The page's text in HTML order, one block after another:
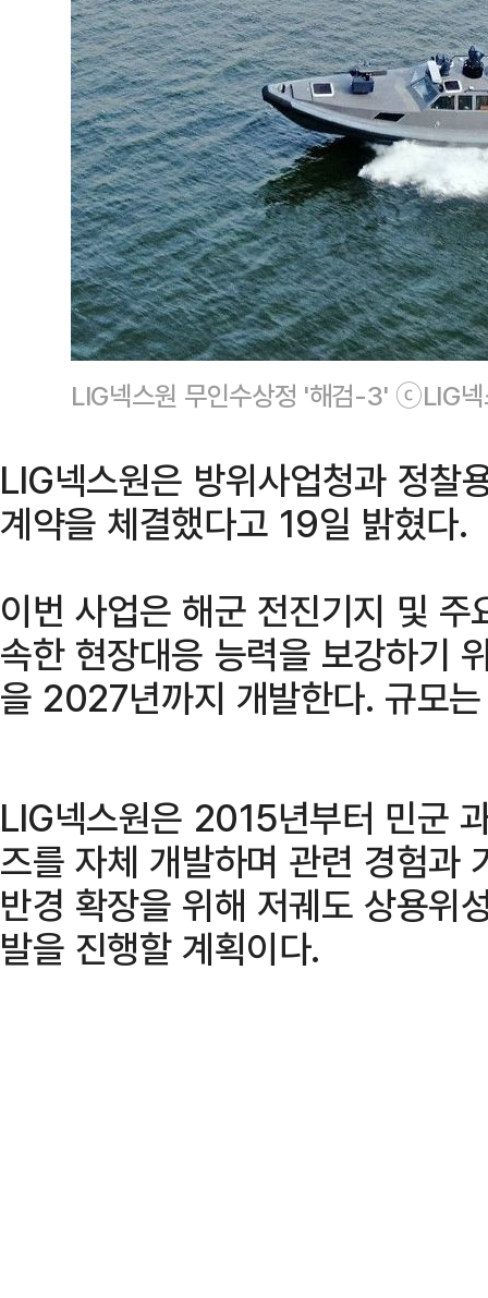
LIG넥스원 무인수상정 '해검-3' ⓒLIG넥
LIG넥스원은 방위사업청과 정찰
계약을 체결했다고 19일 밝혔다.
이번 사업은 해군 전진기지 및
속한 현장대응 능력을 보강하기
을 2027년까지 개발한다. 규모
LIG넥스원은 2015년부터 민군
즈를 자체 개발하며 관련 경험과
반경 확장을 위해 저궤도 상용위
발을 진행할 계획이다.